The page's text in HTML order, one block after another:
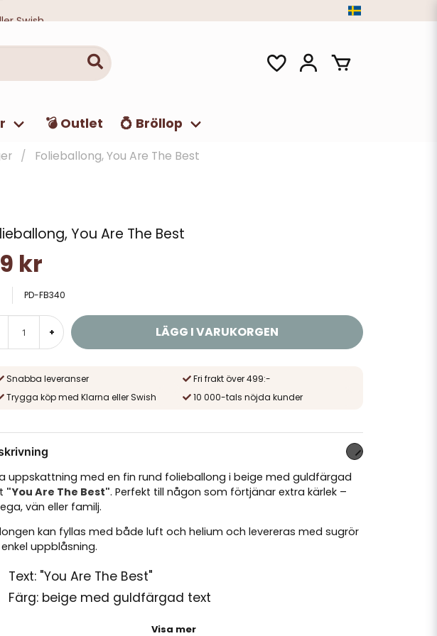
💣 Outlet 💍 Bröllop
Folieballong, You Are The Best
You Are The Best
kr
PD-FB340
+ LÄGG I VARUKORGEN
Snabba leveranser
Fri frakt över 499:-
Trygga köp med Klarna eller Swish
10 000-tals nöjda kunder
uppskattning med en fin rund folieballong i beige med guldfärgad
"You Are The Best". Perfekt till någon som förtjänar extra kärlek –
vän eller familj.
kan fyllas med både luft och helium och levereras med sugrör
uppblåsning.
Text: "You Are The Best"
Färg: beige med guldfärgad text
Visa mer